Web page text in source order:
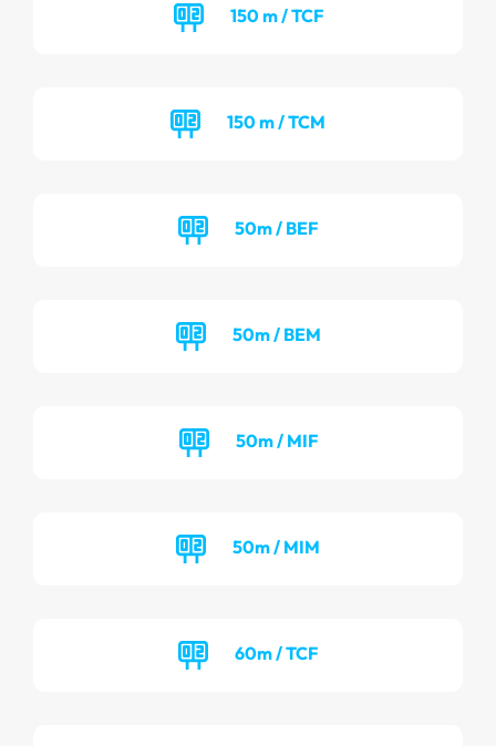
150 m / TCF
150 m / TCM
50m / BEF
50m / BEM
50m / MIF
50m / MIM
60m / TCF